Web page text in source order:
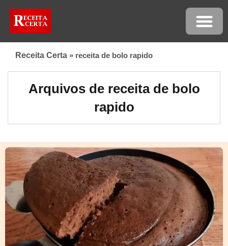
Receita Certa » receita de bolo rapido
Arquivos de receita de bolo
rapido